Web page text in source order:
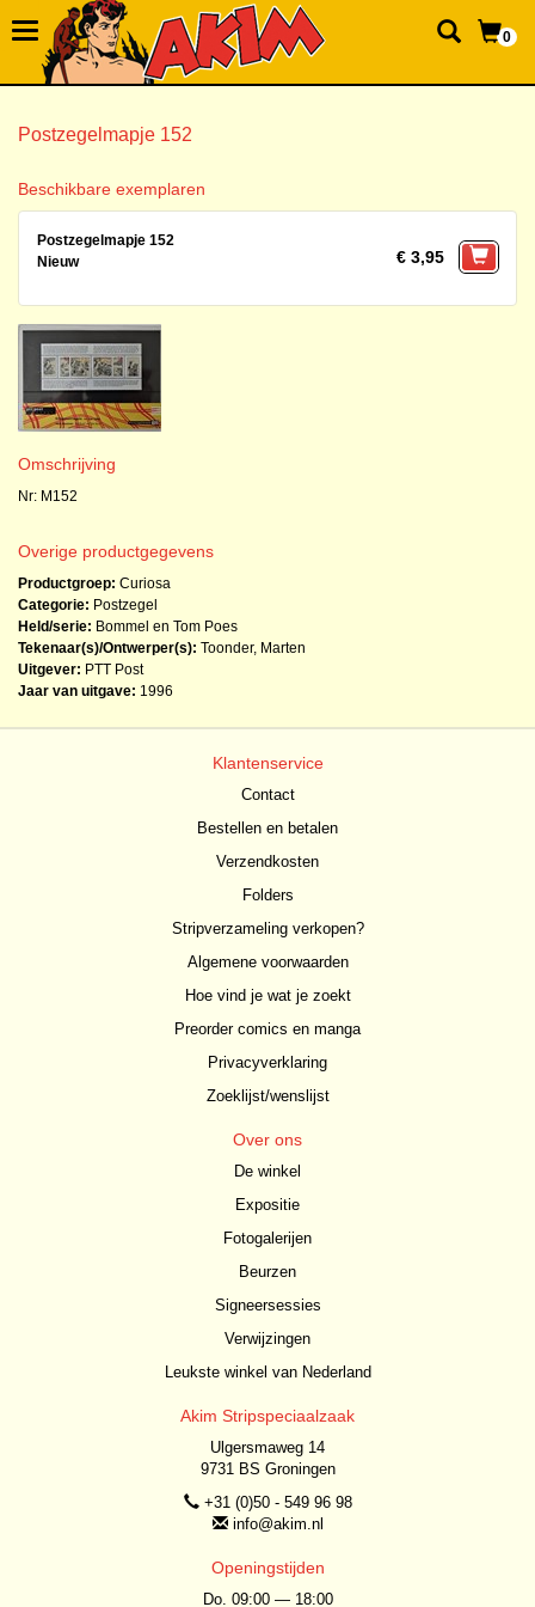
0
Postzegelmapje 152
Beschikbare exemplaren
Postzegelmapje 152
Nieuw
€ 3,95
Omschrijving
Nr: M152
Overige productgegevens
Productgroep: Curiosa
Categorie: Postzegel
Held/serie: Bommel en Tom Poes
Tekenaar(s)/Ontwerper(s): Toonder, Marten
Uitgever: PTT Post
Jaar van uitgave: 1996
Klantenservice
Contact
Bestellen en betalen
Verzendkosten
Folders
Stripverzameling verkopen?
Algemene voorwaarden
Hoe vind je wat je zoekt
Preorder comics en manga
Privacyverklaring
Zoeklijst/wenslijst
Over ons
De winkel
Expositie
Fotogalerijen
Beurzen
Signeersessies
Verwijzingen
Leukste winkel van Nederland
Akim Stripspeciaalzaak
Ulgersmaweg 14
9731 BS Groningen
+31 (0)50 - 549 96 98
info@akim.nl
Openingstijden
Do. 09:00 — 18:00